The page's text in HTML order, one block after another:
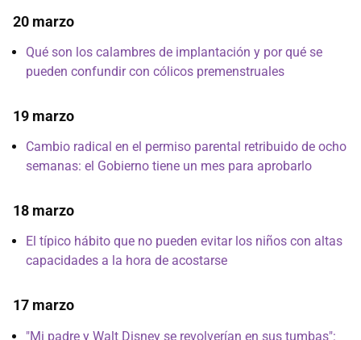
20 marzo
Qué son los calambres de implantación y por qué se
pueden confundir con cólicos premenstruales
19 marzo
Cambio radical en el permiso parental retribuido de ocho
semanas: el Gobierno tiene un mes para aprobarlo
18 marzo
El típico hábito que no pueden evitar los niños con altas
capacidades a la hora de acostarse
17 marzo
"Mi padre y Walt Disney se revolverían en sus tumbas":